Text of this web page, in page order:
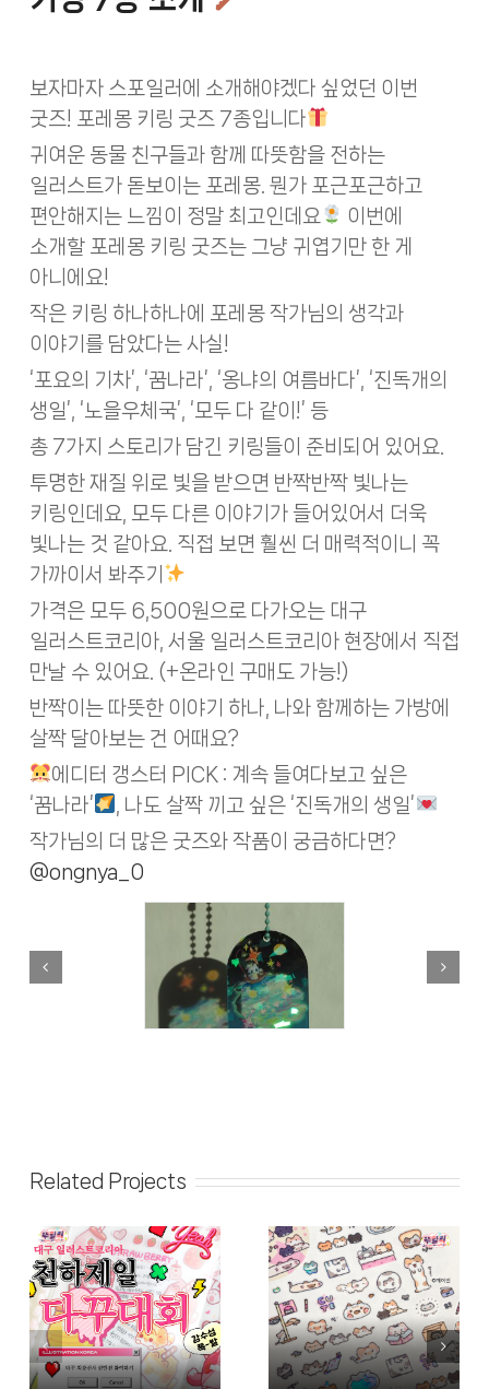
보자마자 스포일러에 소개해야겠다 싶었던 이번
굿즈! 포레몽 키링 굿즈 7종입니다
귀여운 동물 친구들과 함께 따뜻함을 전하는
일러스트가 돋보이는 포레몽. 뭔가 포근포근하고
편안해지는 느낌이 정말 최고인데요
이번에
소개할 포레몽 키링 굿즈는 그냥 귀엽기만 한 게
아니에요!
작은 키링 하나하나에 포레몽 작가님의 생각과
이야기를 담았다는 사실!
‘포요의 기차’, ‘꿈나라’, ‘옹냐의 여름바다’, ‘진독개의
생일’, ‘노을우체국’, ‘모두 다 같이!’ 등
총 7가지 스토리가 담긴 키링들이 준비되어 있어요.
투명한 재질 위로 빛을 받으면 반짝반짝 빛나는
키링인데요, 모두 다른 이야기가 들어있어서 더욱
빛나는 것 같아요. 직접 보면 훨씬 더 매력적이니 꼭
가까이서 봐주기
가격은 모두 6,500원으로 다가오는 대구
일러스트코리아, 서울 일러스트코리아 현장에서 직접
만날 수 있어요. (+온라인 구매도 가능!)
반짝이는 따뜻한 이야기 하나, 나와 함께하는 가방에
살짝 달아보는 건 어때요?
에디터 갱스터 PICK : 계속 들여다보고 싶은
‘꿈나라’
, 나도 살짝 끼고 싶은 ‘진독개의 생일’
작가님의 더 많은 굿즈와 작품이 궁금하다면?
@ongnya_0
Related Projects